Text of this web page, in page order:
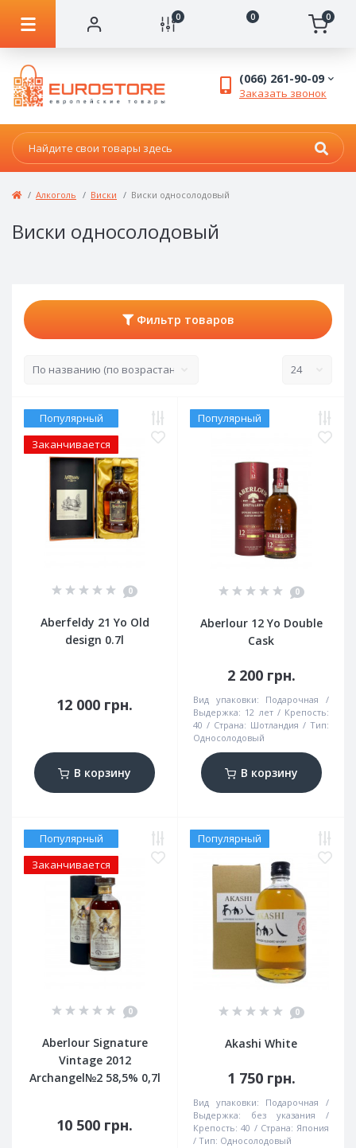
0 0 0
(066) 261-90-09
Заказать звонок
Алкоголь Виски Виски односолодовый
Виски односолодовый
Фильтр товаров
Популярный
Заканчивается
0
Aberfeldy 21 Yo Old
design 0.7l
12 000 грн.
В корзину
Популярный
0
Aberlour 12 Yo Double
Cask
2 200 грн.
Вид упаковки:
Подарочная
Выдержка: 12 лет
Крепость:
40
Страна: Шотландия
Тип:
Односолодовый
В корзину
Популярный
Заканчивается
0
Aberlour Signature
Vintage 2012
Archangel№2 58,5% 0,7l
10 500 грн.
Популярный
0
Akashi White
1 750 грн.
Вид упаковки:
Подарочная
Выдержка:
без указания
Крепость: 40 Страна: Япония
Тип: Односолодовый